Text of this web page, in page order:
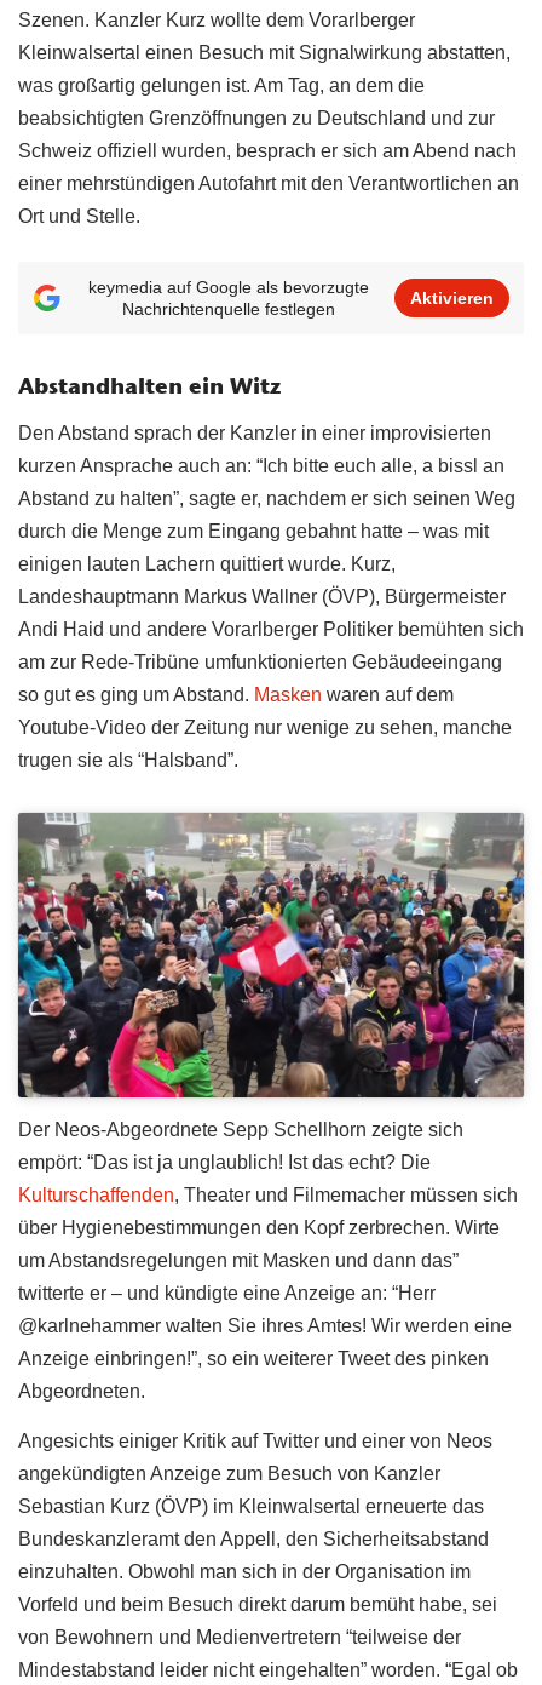
Szenen. Kanzler Kurz wollte dem Vorarlberger
Kleinwalsertal einen Besuch mit Signalwirkung abstatten,
was großartig gelungen ist. Am Tag, an dem die
beabsichtigten Grenzöffnungen zu Deutschland und zur
Schweiz offiziell wurden, besprach er sich am Abend nach
einer mehrstündigen Autofahrt mit den Verantwortlichen an
Ort und Stelle.
keymedia auf Google als bevorzugte
Nachrichtenquelle festlegen
Aktivieren
Abstandhalten ein Witz
Den Abstand sprach der Kanzler in einer improvisierten
kurzen Ansprache auch an: “Ich bitte euch alle, a bissl an
Abstand zu halten”, sagte er, nachdem er sich seinen Weg
durch die Menge zum Eingang gebahnt hatte – was mit
einigen lauten Lachern quittiert wurde. Kurz,
Landeshauptmann Markus Wallner (ÖVP), Bürgermeister
Andi Haid und andere Vorarlberger Politiker bemühten sich
am zur Rede-Tribüne umfunktionierten Gebäudeeingang
so gut es ging um Abstand. Masken waren auf dem
Youtube-Video der Zeitung nur wenige zu sehen, manche
trugen sie als “Halsband”.
Der Neos-Abgeordnete Sepp Schellhorn zeigte sich
empört: “Das ist ja unglaublich! Ist das echt? Die
Kulturschaffenden, Theater und Filmemacher müssen sich
über Hygienebestimmungen den Kopf zerbrechen. Wirte
um Abstandsregelungen mit Masken und dann das”
twitterte er – und kündigte eine Anzeige an: “Herr
@karlnehammer walten Sie ihres Amtes! Wir werden eine
Anzeige einbringen!”, so ein weiterer Tweet des pinken
Abgeordneten.
Angesichts einiger Kritik auf Twitter und einer von Neos
angekündigten Anzeige zum Besuch von Kanzler
Sebastian Kurz (ÖVP) im Kleinwalsertal erneuerte das
Bundeskanzleramt den Appell, den Sicherheitsabstand
einzuhalten. Obwohl man sich in der Organisation im
Vorfeld und beim Besuch direkt darum bemüht habe, sei
von Bewohnern und Medienvertretern “teilweise der
Mindestabstand leider nicht eingehalten” worden. “Egal ob